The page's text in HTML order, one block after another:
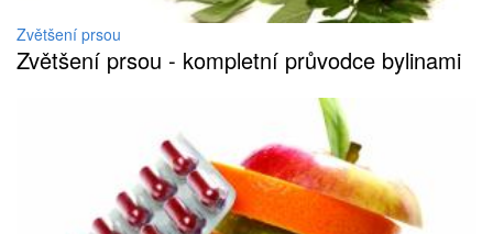
Zvětšení prsou
Zvětšení prsou - kompletní průvodce bylinami